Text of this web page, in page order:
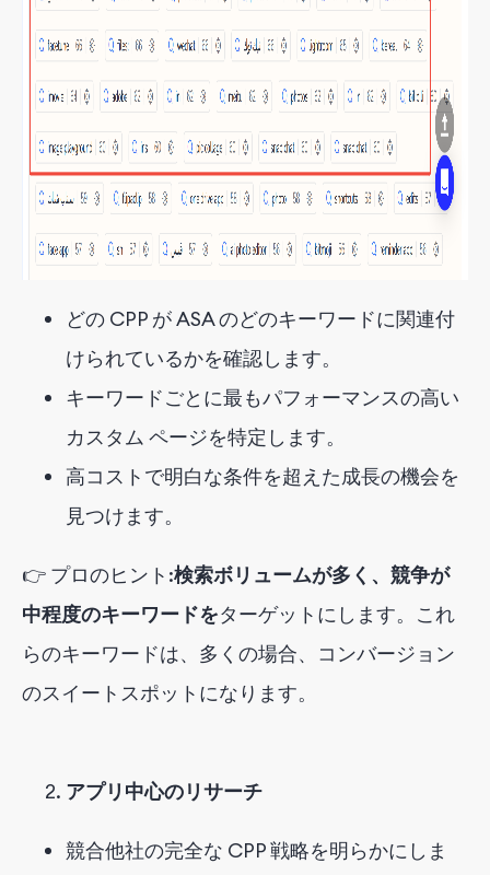
どの CPP が ASA のどのキーワードに関連付
けられているかを確認します。
キーワードごとに最もパフォーマンスの高い
カスタム ページを特定します。
高コストで明白な条件を超えた成長の機会を
見つけます。
👉 プロのヒント:検索ボリュームが多く、競争が
中程度のキーワードをターゲットにします。これ
らのキーワードは、多くの場合、コンバージョン
のスイートスポットになります。
アプリ中心のリサーチ
競合他社の完全な CPP 戦略を明らかにしま